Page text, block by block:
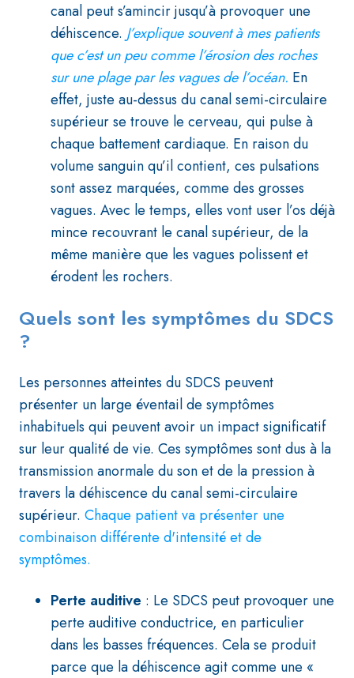
canal peut s’amincir jusqu’à provoquer une
déhiscence. J’explique souvent à mes patients
que c’est un peu comme l’érosion des roches
sur une plage par les vagues de l’océan. En
effet, juste au-dessus du canal semi-circulaire
supérieur se trouve le cerveau, qui pulse à
chaque battement cardiaque. En raison du
volume sanguin qu’il contient, ces pulsations
sont assez marquées, comme des grosses
vagues. Avec le temps, elles vont user l’os déjà
mince recouvrant le canal supérieur, de la
même manière que les vagues polissent et
érodent les rochers.
Quels sont les symptômes du SDCS
?
Les personnes atteintes du SDCS peuvent
présenter un large éventail de symptômes
inhabituels qui peuvent avoir un impact significatif
sur leur qualité de vie. Ces symptômes sont dus à la
transmission anormale du son et de la pression à
travers la déhiscence du canal semi-circulaire
supérieur. Chaque patient va présenter une
combinaison différente d'intensité et de
symptômes.
Perte auditive : Le SDCS peut provoquer une
perte auditive conductrice, en particulier
dans les basses fréquences. Cela se produit
parce que la déhiscence agit comme une «